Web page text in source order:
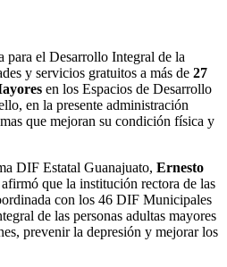
para el Desarrollo Integral de la
y servicios gratuitos a más de 27
en los Espacios de Desarrollo
en la presente administración
que mejoran su condición física y
DIF Estatal Guanajuato, Ernesto
afirmó que la institución rectora de las
con los 46 DIF Municipales
de las personas adultas mayores
prevenir la depresión y mejorar los